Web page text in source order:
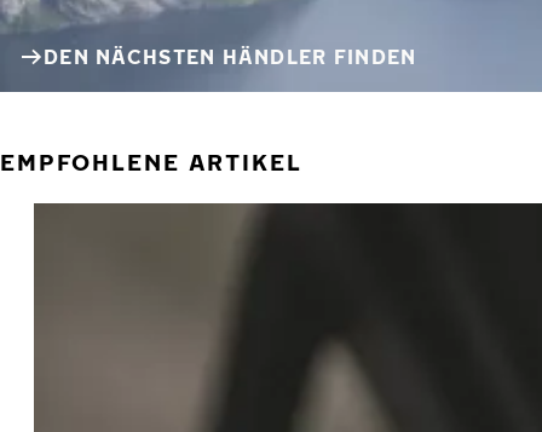
DEN NÄCHSTEN HÄNDLER FINDEN
EMPFOHLENE ARTIKEL